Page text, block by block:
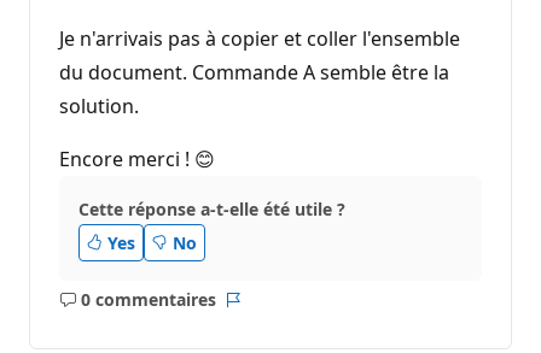
Je n'arrivais pas à copier et coller l'ensemble
du document. Commande A semble être la
solution.
Encore merci ! 😊
Cette réponse a-t-elle été utile ?
Yes
No
0 commentaires
Aucun